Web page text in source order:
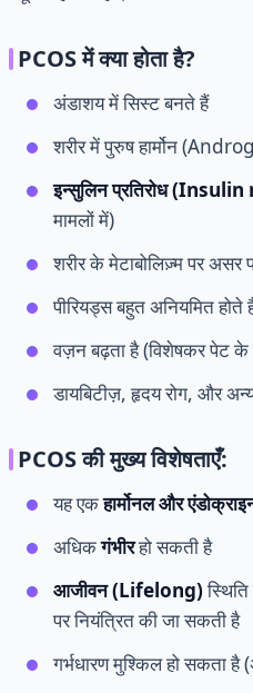
PCOS में क्या होता है?
अंडाशय में सिस्ट बनते हैं
शरीर में पुरुष हार्मोन
इन्सुलिन प्रतिरोध
मामलों में)
शरीर के मेटाबोलिज़्म पर असर
पीरियड्स बहुत अनियमित
वज़न बढ़ता है (विशेषकर पेट के
डायबिटीज़, हृदय रोग, और
PCOS की मुख्य विशेषताएँ:
यह एकहार्मोनल और
अधिकगंभीरहो सकती है
आजीवन (Lifelong)
पर नियंत्रित की जा सकती है
गर्भधारण मुश्किल हो सकता